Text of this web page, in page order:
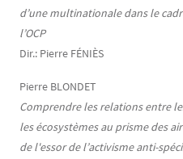
d’une multinationale dans le
l’OCP
Dir.: Pierre FÉNIÈS
Pierre BLONDET
Comprendre les relations entre
les écosystèmes au prisme des
de l'essor de l’activisme anti-